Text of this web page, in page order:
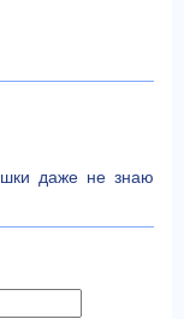
даже не знаю